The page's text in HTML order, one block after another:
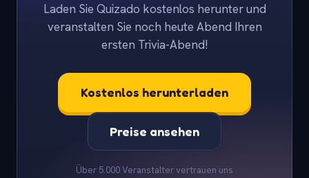
Laden Sie Quizado kostenlos herunter und
veranstalten Sie noch heute Abend Ihren
ersten Trivia-Abend!
Kostenlos herunterladen
Preise ansehen
Über 5.000 Veranstalter vertrauen uns